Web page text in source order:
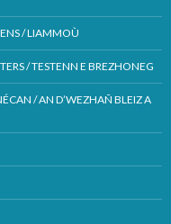
/ LIAMMOÙ
/ TESTENN E BREZHONEG
/ AN D’WEZHAÑ BLEIZ A